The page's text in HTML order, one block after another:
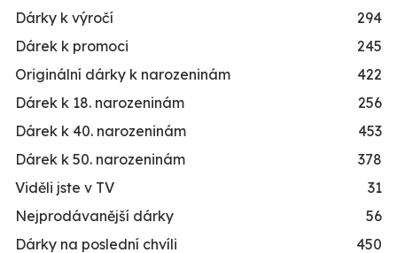
Dárky k výročí
294
Dárek k promoci
245
Originální dárky k narozeninám
422
Dárek k 18. narozeninám
256
Dárek k 40. narozeninám
453
Dárek k 50. narozeninám
378
Viděli jste v TV
31
Nejprodávanější dárky
56
Dárky na poslední chvíli
450